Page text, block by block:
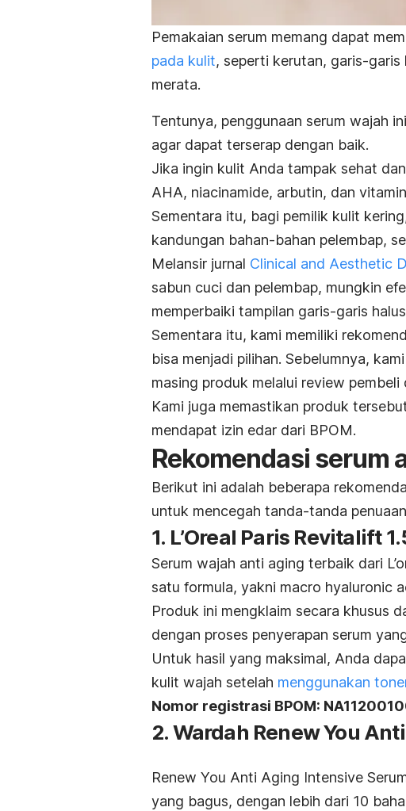
Pemakaian serum memang dapat
pada kulit, seperti kerutan, garis-
merata.
Tentunya, penggunaan serum wajah
agar dapat terserap dengan baik.
Jika ingin kulit Anda tampak sehat
AHA, niacinamide, arbutin, dan
Sementara itu, bagi pemilik kulit
kandungan bahan-bahan pelembap,
Melansir jurnal Clinical and Aesthetic
sabun cuci dan pelembap, mungkin
memperbaiki tampilan garis-garis
Sementara itu, kami memiliki
bisa menjadi pilihan. Sebelumnya,
masing produk melalui review pembeli
Kami juga memastikan produk
mendapat izin edar dari BPOM.
Rekomendasi serum
Berikut ini adalah beberapa
untuk mencegah tanda-tanda
1. L’Oreal Paris Revitalift
Serum wajah anti aging terbaik dari
satu formula, yakni macro hyaluronic
Produk ini mengklaim secara khusus
dengan proses penyerapan serum
Untuk hasil yang maksimal, Anda
kulit wajah setelah menggunakan
Nomor registrasi BPOM:
2. Wardah Renew You
Renew You Anti Aging Intensive
yang bagus, dengan lebih dari 10